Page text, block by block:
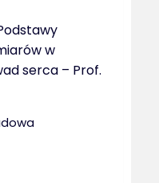
w
serca – Prof.